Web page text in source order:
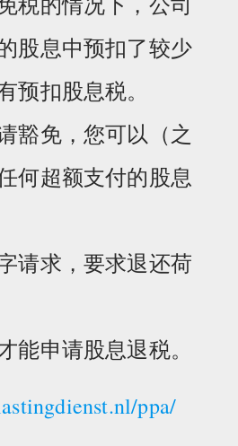
股息中预扣了较少
预扣股息税。
豁免，您可以（之
何超额支付的股息
请求，要求退还荷
能申请股息退税。
ppa/